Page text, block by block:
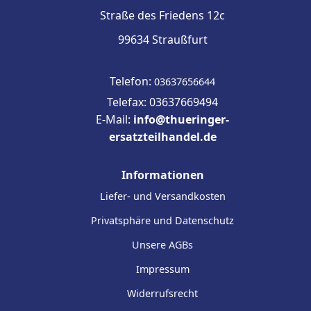
Straße des Friedens 12c
99634 Straußfurt
Telefon: 03637656644
Telefax: 03637669494
E-Mail: info@thueringer-
ersatzteilhandel.de
Informationen
Liefer- und Versandkosten
Privatsphäre und Datenschutz
Unsere AGBs
Impressum
Widerrufsrecht